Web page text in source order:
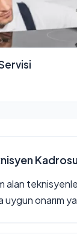
alan
uygun onarım